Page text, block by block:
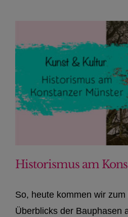
Historismus am
So, heute kommen wir
Überblicks der Bauphasen